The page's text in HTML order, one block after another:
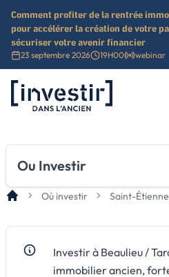
Comment profiter de la rentrée
pour accélérer la création de votre
sécuriser votre avenir financier
23 septembre 2026 19H00 webinar
Investir dans l'ancien
Ou Investir
Où investir Saint-Étienne
Investir à Beaulieu /
immobilier ancien,